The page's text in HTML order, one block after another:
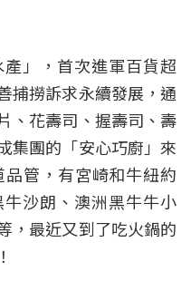
」，首次進軍百貨超
捕撈訴求永續發展，通
、花壽司、握壽司、壽
集團的「安心巧廚」來
管，有宮崎和牛紐約
沙朗、澳洲黑牛牛小
最近又到了吃火鍋的